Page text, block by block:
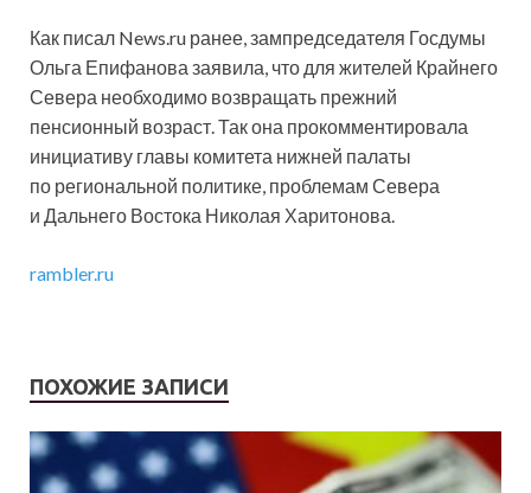
Как писал News.ru ранее, зампредседателя Госдумы
Ольга Епифанова заявила, что для жителей Крайнего
Севера необходимо возвращать прежний
пенсионный возраст. Так она прокомментировала
инициативу главы комитета нижней палаты
по региональной политике, проблемам Севера
и Дальнего Востока Николая Харитонова.
rambler.ru
ПОХОЖИЕ ЗАПИСИ